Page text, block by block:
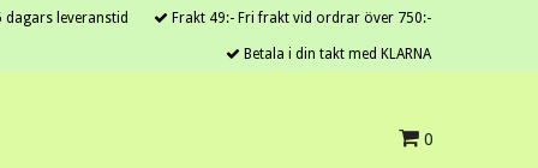
dagars leveranstid Frakt 49:- Fri frakt vid ordrar över 750:-
Betala i din takt med KLARNA
0